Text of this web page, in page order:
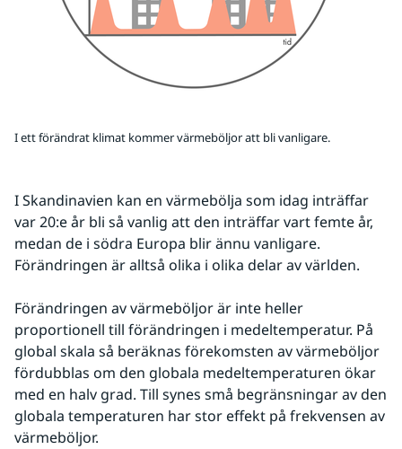
I ett förändrat klimat kommer värmeböljor att bli vanligare.
I Skandinavien kan en värmebölja som idag inträffar
var 20:e år bli så vanlig att den inträffar vart femte år,
medan de i södra Europa blir ännu vanligare.
Förändringen är alltså olika i olika delar av världen.
Förändringen av värmeböljor är inte heller
proportionell till förändringen i medeltemperatur. På
global skala så beräknas förekomsten av värmeböljor
fördubblas om den globala medeltemperaturen ökar
med en halv grad. Till synes små begränsningar av den
globala temperaturen har stor effekt på frekvensen av
värmeböljor.